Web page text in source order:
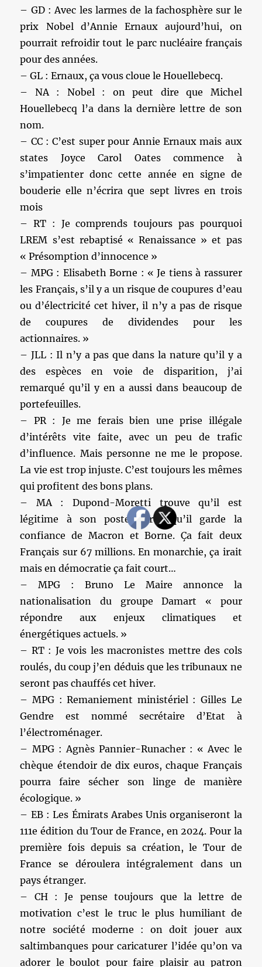
– GD : Avec les larmes de la fachosphère sur le
prix Nobel d’Annie Ernaux aujourd’hui, on
pourrait refroidir tout le parc nucléaire français
pour des années.
– GL : Ernaux, ça vous cloue le Houellebecq.
– NA : Nobel : on peut dire que Michel
Houellebecq l’a dans la dernière lettre de son
nom.
– CC : C’est super pour Annie Ernaux mais aux
states Joyce Carol Oates commence à
s’impatienter donc cette année en signe de
bouderie elle n’écrira que sept livres en trois
mois
– RT : Je comprends toujours pas pourquoi
LREM s’est rebaptisé « Renaissance » et pas
« Présomption d’innocence »
– MPG : Elisabeth Borne : « Je tiens à rassurer
les Français, s’il y a un risque de coupures d’eau
ou d’électricité cet hiver, il n’y a pas de risque
de coupures de dividendes pour les
actionnaires. »
– JLL : Il n’y a pas que dans la nature qu’il y a
des espèces en voie de disparition, j’ai
remarqué qu’il y en a aussi dans beaucoup de
portefeuilles.
– PR : Je me ferais bien une prise illégale
d’intérêts vite faite, avec un peu de trafic
d’influence. Mais personne ne me le propose.
La vie est trop injuste. C’est toujours les mêmes
qui profitent des bons plans.
– MA : Dupond-Moretti trouve qu’il est
légitime à son poste parce qu’il garde la
confiance de Macron et Borne. Ça fait deux
Français sur 67 millions. En monarchie, ça irait
mais en démocratie ça fait court…
– MPG : Bruno Le Maire annonce la
nationalisation du groupe Damart « pour
répondre aux enjeux climatiques et
énergétiques actuels. »
– RT : Je vois les macronistes mettre des cols
roulés, du coup j’en déduis que les tribunaux ne
seront pas chauffés cet hiver.
– MPG : Remaniement ministériel : Gilles Le
Gendre est nommé secrétaire d’Etat à
l’électroménager.
– MPG : Agnès Pannier-Runacher : « Avec le
chèque étendoir de dix euros, chaque Français
pourra faire sécher son linge de manière
écologique. »
– EB : Les Émirats Arabes Unis organiseront la
111e édition du Tour de France, en 2024. Pour la
première fois depuis sa création, le Tour de
France se déroulera intégralement dans un
pays étranger.
– CH : Je pense toujours que la lettre de
motivation c’est le truc le plus humiliant de
notre société moderne : on doit jouer aux
saltimbanques pour caricaturer l’idée qu’on va
adorer le boulot pour faire plaisir au patron